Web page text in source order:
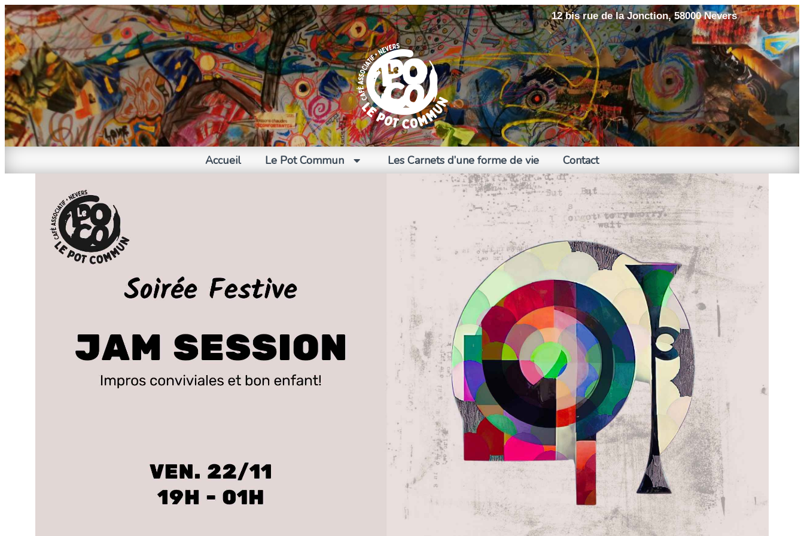
12 bis rue de la Jonction, 58000 Nevers
Accueil Le Pot Commun Les Carnets d’une forme de vie Contact